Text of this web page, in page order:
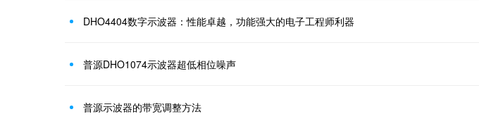
DHO4404数字示波器：性能卓越，功能强大的电子工程师利器
普源DHO1074示波器超低相位噪声
普源示波器的带宽调整方法